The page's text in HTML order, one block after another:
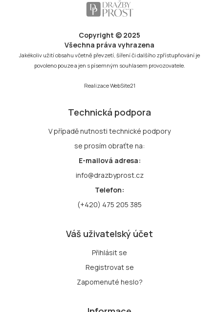
charakterizovat jako před rekonstrukcí.
Podlahová plocha je odvozena za zastavěné
plochy z katastru nemovitostí a činí 80 m2.
Pozemek parc.č. 914/14 o výměře 24 m2 je
evidovaný v katastru nemovitostí jako
zahrada. Pozemek tvoří funkční celek s
Celková výměra pozemku činí 490 m2. Sklon
dřevěným plotem (na pokraji životnosti).
(neudržované). Na pozemku se dále nacházejí
vedlejší stavba dřevěné konstrukce se
sedlovou střechou a betonovou střešní
krytinou. Objekt je využíván jako kolna. Dveře
jsou dřevěné, klempířské prvky chybí. Přístup
je bezproblémový po zpevněné obecní cestě.
Copyright © 2025
Všechna práva vyhrazena
Jakékoliv užití obsahu včetně převzetí, šíření či dalšího zpřístupňování je
povoleno pouze a jen s písemným souhlasem provozovatele.
RealizaceWebSite21
Technická podpora
V případě nutnosti technické podpory
se prosím obraťte na:
E-mailová adresa:
info@drazbyprost.cz
Telefon:
(+420) 475 205 385
Váš uživatelský účet
Přihlásit se
Registrovat se
Zapomenuté heslo?